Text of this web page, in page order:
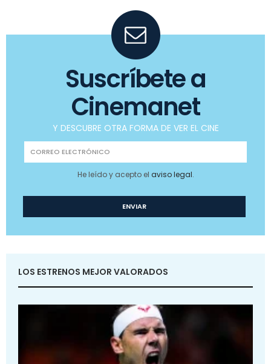
Suscríbete a
Cinemanet
Y DESCUBRE OTRA FORMA DE VER EL CINE
He leído y acepto el aviso legal.
LOS ESTRENOS MEJOR VALORADOS